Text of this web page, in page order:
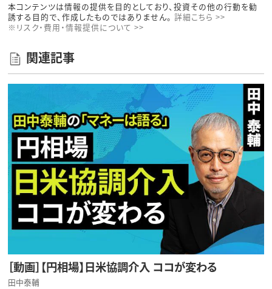
本コンテンツは情報の提供を目的としており、投資その他の行動を勧
誘する目的で、作成したものではありません。 詳細こちら >>
※リスク・費用・情報提供について >>
関連記事
［動画］【円相場】日米協調介入 ココが変わる
田中泰輔